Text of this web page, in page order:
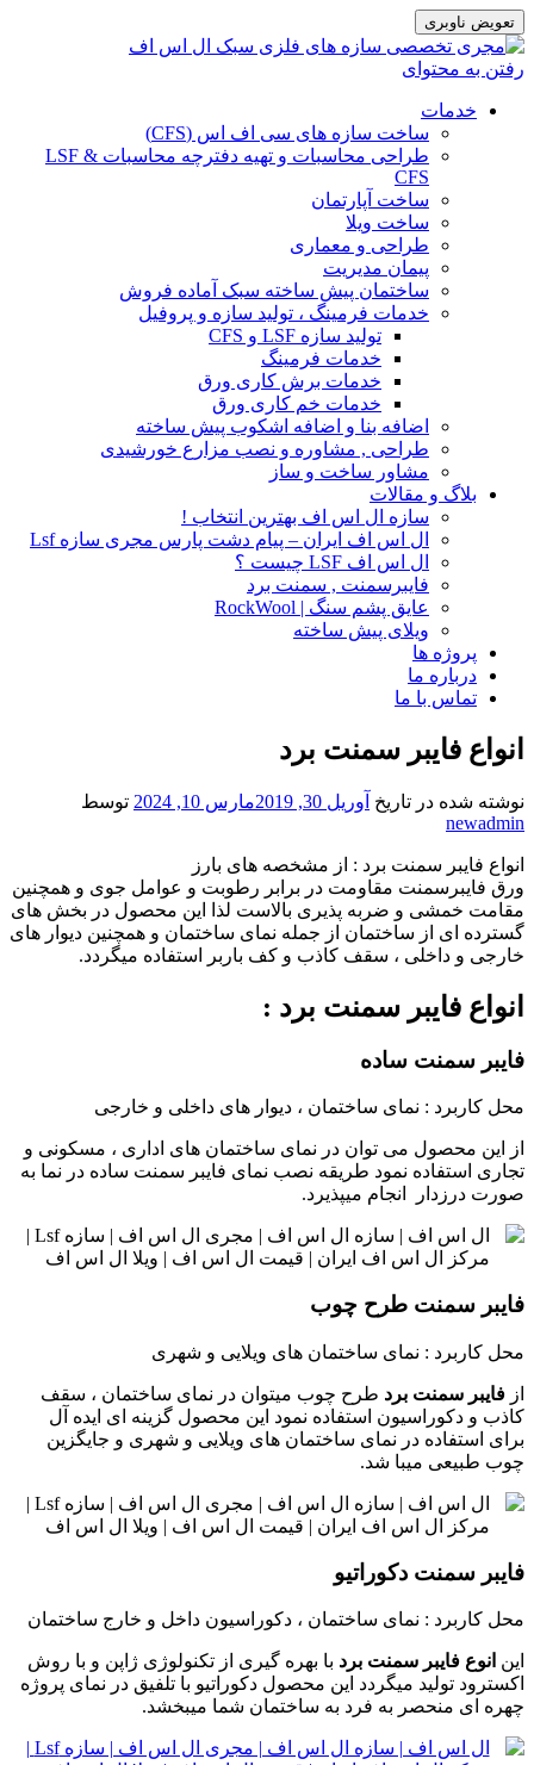
تعویض ناوبری
رفتن به محتوای
خدمات
ساخت سازه های سی اف اس (CFS)
طراحی محاسبات و تهیه دفترچه محاسبات LSF &
CFS
ساخت آپارتمان
ساخت ویلا
طراحی و معماری
پیمان مدیریت
ساختمان پیش ساخته سبک آماده فروش
خدمات فرمینگ ، تولید سازه و پروفیل
تولید سازه LSF و CFS
خدمات فرمینگ
خدمات برش کاری ورق
خدمات خم کاری ورق
اضافه بنا و اضافه اشکوب پیش ساخته
طراحی , مشاوره و نصب مزارع خورشیدی
مشاور ساخت و ساز
بلاگ و مقالات
سازه ال اس اف بهترین انتخاب !
ال اس اف ایران – پیام دشت پارس مجری سازه Lsf
ال اس اف LSF چیست ؟
فایبرسمنت , سمنت برد
عایق پشم سنگ | RockWool
ویلای پیش ساخته
پروژه ها
درباره ما
تماس با ما
انواع فایبر سمنت برد
نوشته شده در تاریخ آوریل 30, 2019 مارس 10, 2024
توسط
newadmin
انواع فایبر سمنت برد : از مشخصه های بارز
ورق فایبرسمنت مقاومت در برابر رطوبت و عوامل جوی و همچنین
مقامت خمشی و ضربه پذیری بالاست لذا این محصول در بخش های
گسترده ای از ساختمان از جمله نمای ساختمان و همچنین دیوار های
خارجی و داخلی ، سقف کاذب و کف باربر استفاده میگردد.
انواع فایبر سمنت برد :
فایبر سمنت ساده
محل کاربرد : نمای ساختمان ، دیوار های داخلی و خارجی
از این محصول می توان در نمای ساختمان های اداری ، مسکونی و
تجاری استفاده نمود طریقه نصب نمای فایبر سمنت ساده در نما به
صورت درزدار انجام میپذیرد.
فایبر سمنت طرح چوب
محل کاربرد : نمای ساختمان های ویلایی و شهری
از فایبر سمنت برد طرح چوب میتوان در نمای ساختمان ، سقف
کاذب و دکوراسیون استفاده نمود این محصول گزینه ای ایده آل
برای استفاده در نمای ساختمان های ویلایی و شهری و جایگزین
چوب طبیعی میبا شد.
فایبر سمنت دکوراتیو
محل کاربرد : نمای ساختمان ، دکوراسیون داخل و خارج ساختمان
این انوع فایبر سمنت برد با بهره گیری از تکنولوژی ژاپن و با روش
اکسترود تولید میگردد این محصول دکوراتیو با تلفیق در نمای پروژه
چهره ای منحصر به فرد به ساختمان شما میبخشد.